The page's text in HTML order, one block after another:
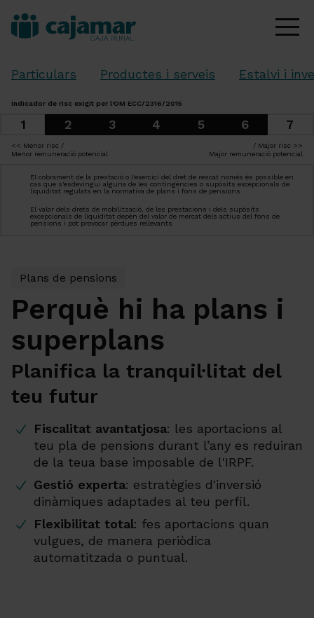
Particulars Productes i serveis Estalvi i
Indicador de risc exigit per l'OM ECC/2316/2015
<< Menor risc /
Menor remuneració potencial
1 2 3 4 5 6 7
/ Major risc >>
Major remuneració potencial
El cobrament de la prestació o l'exercici del dret de rescat només és possible en
cas que s'esdevingui alguna de les contingències o supòsits excepcionals de
liquiditat regulats en la normativa de plans i fons de pensions
El valor dels drets de mobilització, de les prestacions i dels supòsits
excepcionals de liquiditat depèn del valor de mercat dels actius del fons de
pensions i pot provocar pèrdues rellevants
Plans de pensions
Perquè hi ha plans i
superplans
Planifica la tranquil·litat del
teu futur
Fiscalitat avantatjosa: les aportacions al
teu pla de pensions durant l’any es reduiran
de la teua base imposable de l'IRPF.
Gestió experta: estratègies d'inversió
dinàmiques adaptades al teu perfil.
Flexibilitat total: fes aportacions quan
vulgues, de manera periòdica
automatitzada o puntual.